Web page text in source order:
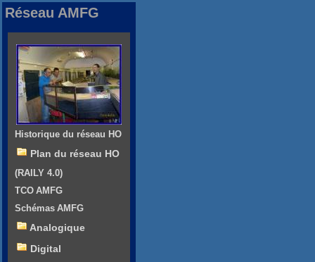
Réseau AMFG
Historique du réseau HO
Plan du réseau HO
(RAILY 4.0)
TCO AMFG
Schémas AMFG
Analogique
Digital